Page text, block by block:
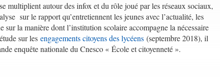
multiplient autour des infox et du rôle joué par les réseaux sociaux,
sur le rapport qu’entretiennent les jeunes avec l’actualité, les
sur la manière dont l’institution scolaire accompagne la nécessaire
sur lesengagements citoyens des lycéens (septembre 2018), il
enquête nationale du Cnesco « École et citoyenneté ».